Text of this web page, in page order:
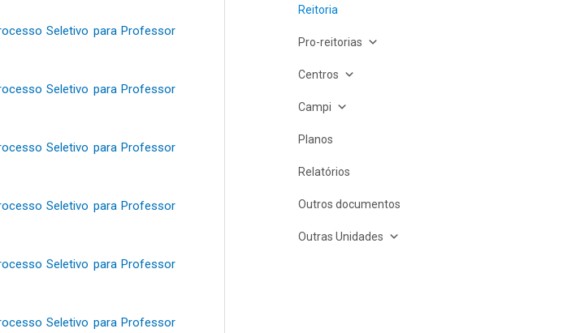
Seletivo para Professor
Seletivo para Professor
Seletivo para Professor
Seletivo para Professor
Seletivo para Professor
Seletivo para Professor
Reitoria
Pro-reitorias
Centros
Campi
Planos
Relatórios
Outros documentos
Outras Unidades